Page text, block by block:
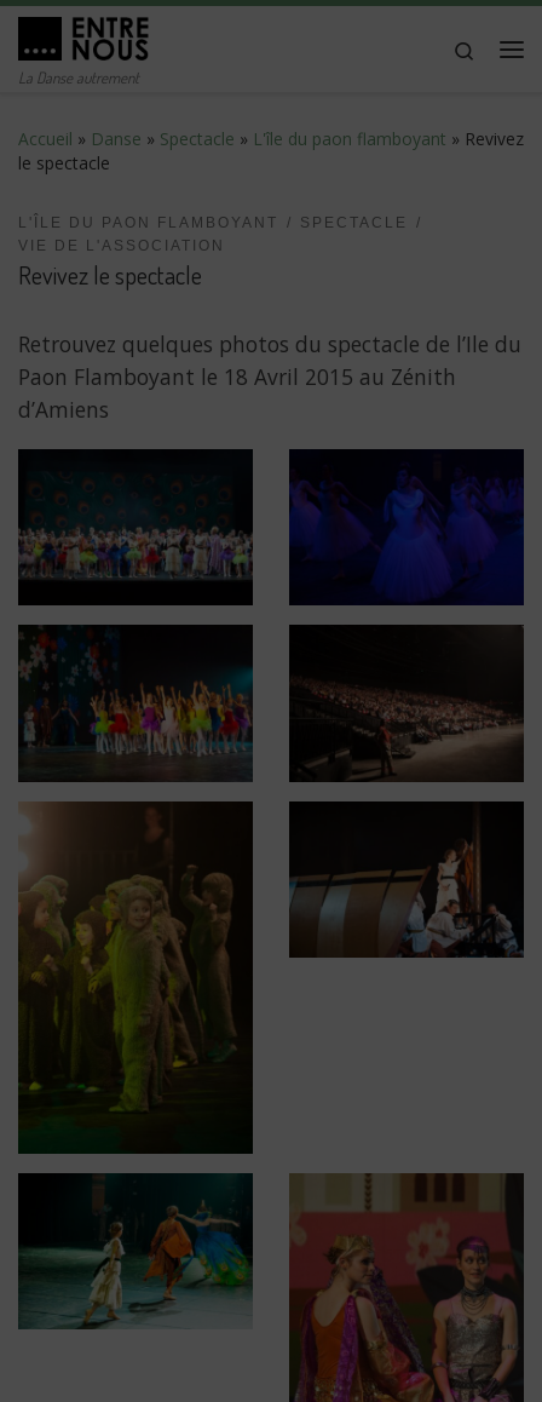
Passer au contenu
La Danse autrement
Search
Accueil » Danse » Spectacle » L'île du paon flamboyant » Revivez
le spectacle
L'ÎLE DU PAON FLAMBOYANT
SPECTACLE
VIE DE L'ASSOCIATION
Revivez le spectacle
Retrouvez quelques photos du spectacle de l’Ile du
Paon Flamboyant le 18 Avril 2015 au Zénith
d’Amiens